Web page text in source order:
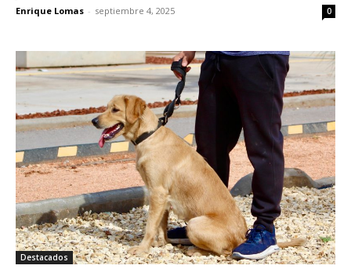
Enrique Lomas - septiembre 4, 2025 0
Destacados